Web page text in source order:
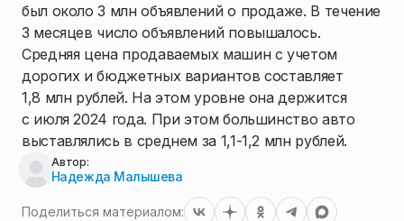
был около 3 млн объявлений о продаже. В течение
3 месяцев число объявлений повышалось.
Средняя цена продаваемых машин с учетом
дорогих и бюджетных вариантов составляет
1,8 млн рублей. На этом уровне она держится
с июля 2024 года. При этом большинство авто
выставлялись в среднем за 1,1-1,2 млн рублей.
Автор:
Надежда Малышева
Поделиться материалом: